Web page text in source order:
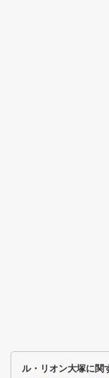
ル・リオン大塚に関